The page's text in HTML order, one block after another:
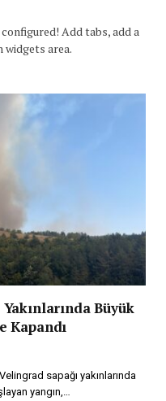
Add tabs, add a
area.
Büyük
Kapandı
sapağı yakınlarında
yangın,…